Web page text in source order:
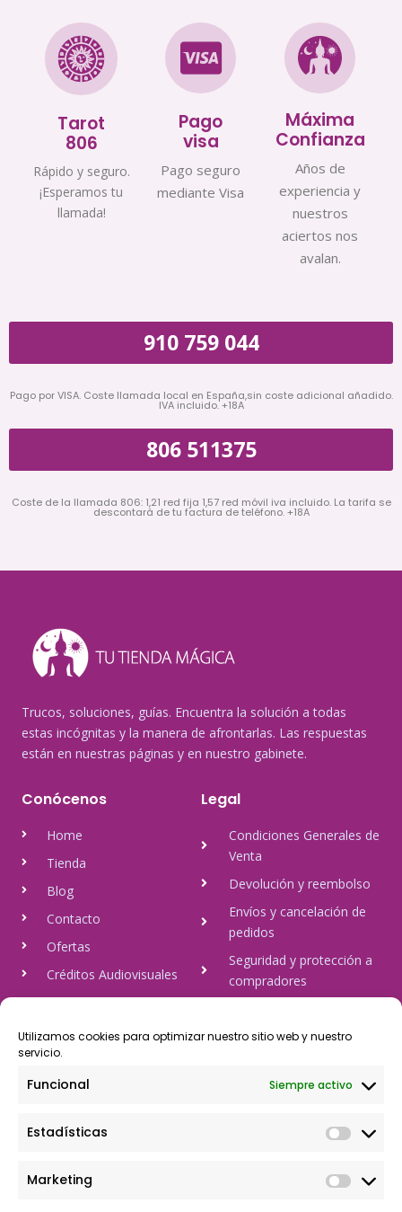
Utilizamos cookies para optimizar nuestro sitio web y nuestro
servicio.
Funcional Siempre activo
Estadísticas
Marketing
Tarot
806
Rápido y seguro.
¡Esperamos tu
llamada!
Pago
visa
Pago seguro
mediante Visa
Máxima
Confianza
Años de
experiencia y
nuestros
aciertos nos
avalan.
910 759 044
Pago por VISA. Coste llamada local en España,sin coste adicional añadido.
IVA incluido. +18A
806 511375
Coste de la llamada 806: 1,21 red fija 1,57 red móvil iva incluido. La tarifa se
descontará de tu factura de teléfono. +18A
Trucos, soluciones, guías. Encuentra la solución a todas
estas incógnitas y la manera de afrontarlas. Las respuestas
están en nuestras páginas y en nuestro gabinete.
Conócenos
Home
Tienda
Blog
Contacto
Ofertas
Créditos Audiovisuales
tulineamagica.com
Legal
Condiciones Generales de
Venta
Devolución y reembolso
Envíos y cancelación de
pedidos
Seguridad y protección a
compradores
Política de cookies